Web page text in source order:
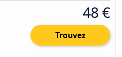
48 €
Trouvez